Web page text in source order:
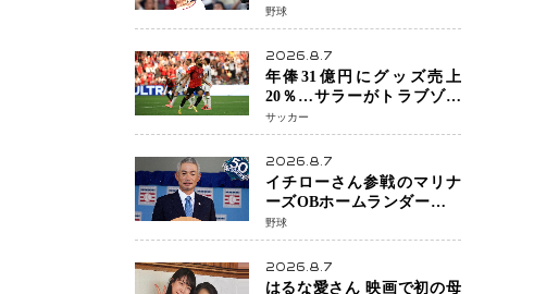
13回サヨナラ勝ち 吉田正尚
選手も2安打1打点で貢献 4得
点以上は驚異の28連勝
野球
2026.8.7
年俸31億円にグッズ売上
20％…サラーがトラブゾン
スポル加入 世界サッカーは
「五大リーグ一強」から新
時代へ
サッカー
2026.8.7
イチローさん参戦のマリナ
ーズOBホームランダービー
が無料生配信 北米ならで
はの“魅せる興行”に世界が
注目
野球
2026.8.7
はるな愛さん 映画で初の母